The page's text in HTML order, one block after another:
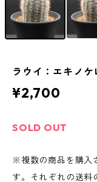
ラウイ：エキノ
¥2,700
SOLD OUT
※複数の商品を購入
す。それぞれの送料